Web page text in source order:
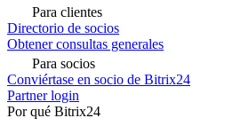
Para clientes
Directorio de socios
Obtener consultas generales
Para socios
Conviértase en socio de Bitrix24
Partner login
Por qué Bitrix24